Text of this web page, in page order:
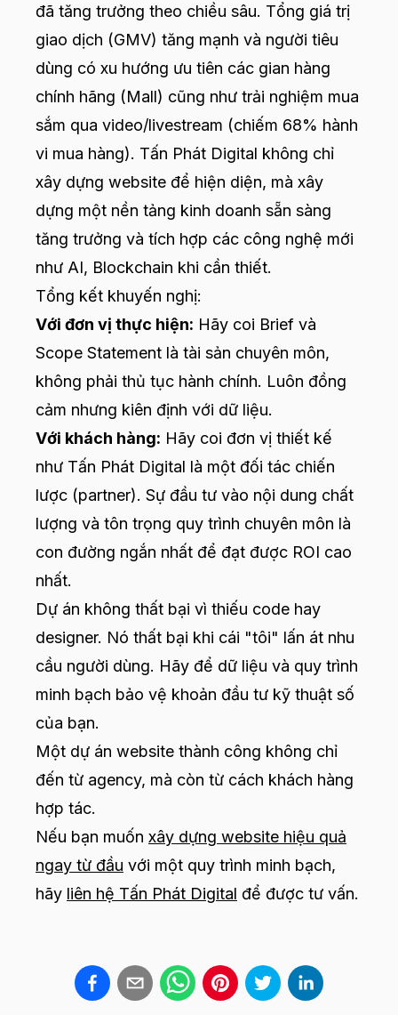
đã tăng trưởng theo chiều sâu. Tổng giá trị
giao dịch (GMV) tăng mạnh và người tiêu
dùng có xu hướng ưu tiên các gian hàng
chính hãng (Mall) cũng như trải nghiệm mua
sắm qua video/livestream (chiếm 68% hành
vi mua hàng). Tấn Phát Digital không chỉ
xây dựng website để hiện diện, mà xây
dựng một nền tảng kinh doanh sẵn sàng
tăng trưởng và tích hợp các công nghệ mới
như AI, Blockchain khi cần thiết.
Tổng kết khuyến nghị:
Với đơn vị thực hiện: Hãy coi Brief và
Scope Statement là tài sản chuyên môn,
không phải thủ tục hành chính. Luôn đồng
cảm nhưng kiên định với dữ liệu.
Với khách hàng: Hãy coi đơn vị thiết kế
như Tấn Phát Digital là một đối tác chiến
lược (partner). Sự đầu tư vào nội dung chất
lượng và tôn trọng quy trình chuyên môn là
con đường ngắn nhất để đạt được ROI cao
nhất.
Dự án không thất bại vì thiếu code hay
designer. Nó thất bại khi cái "tôi" lấn át nhu
cầu người dùng. Hãy để dữ liệu và quy trình
minh bạch bảo vệ khoản đầu tư kỹ thuật số
của bạn.
Một dự án website thành công không chỉ
đến từ agency, mà còn từ cách khách hàng
hợp tác.
Nếu bạn muốn xây dựng website hiệu quả
ngay từ đầu với một quy trình minh bạch,
hãy liên hệ Tấn Phát Digital để được tư vấn.